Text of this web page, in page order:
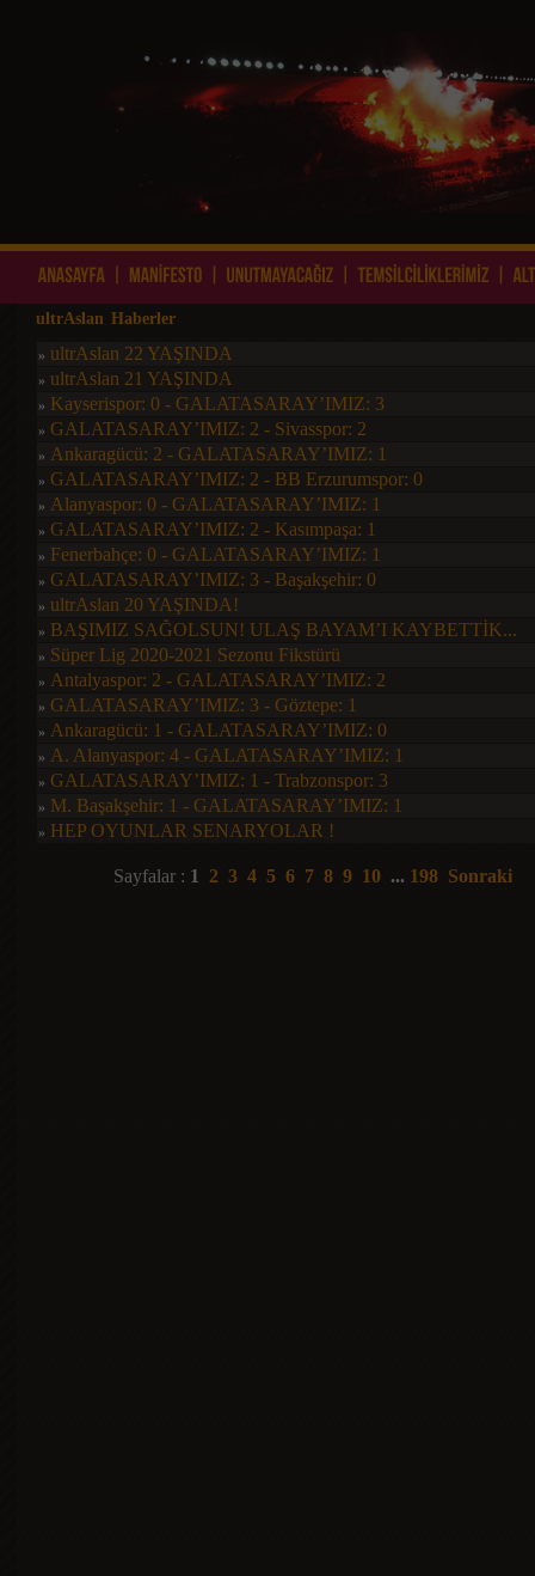
ultrAslan Haberler
» ultrAslan 22 YAŞINDA
» ultrAslan 21 YAŞINDA
» Kayserispor: 0 - GALATASARAY’IMIZ: 3
» GALATASARAY’IMIZ: 2 - Sivasspor: 2
» Ankaragücü: 2 - GALATASARAY’IMIZ: 1
» GALATASARAY’IMIZ: 2 - BB Erzurumspor: 0
» Alanyaspor: 0 - GALATASARAY’IMIZ: 1
» GALATASARAY’IMIZ: 2 - Kasımpaşa: 1
» Fenerbahçe: 0 - GALATASARAY’IMIZ: 1
» GALATASARAY’IMIZ: 3 - Başakşehir: 0
» ultrAslan 20 YAŞINDA!
» BAŞIMIZ SAĞOLSUN! ULAŞ BAYAM’I KAYBETTİK...
» Süper Lig 2020-2021 Sezonu Fikstürü
» Antalyaspor: 2 - GALATASARAY’IMIZ: 2
» GALATASARAY’IMIZ: 3 - Göztepe: 1
» Ankaragücü: 1 - GALATASARAY’IMIZ: 0
» A. Alanyaspor: 4 - GALATASARAY’IMIZ: 1
» GALATASARAY’IMIZ: 1 - Trabzonspor: 3
» M. Başakşehir: 1 - GALATASARAY’IMIZ: 1
» HEP OYUNLAR SENARYOLAR !
Sayfalar : 1 2 3 4 5 6 7 8 9 10 ... 198 Sonraki